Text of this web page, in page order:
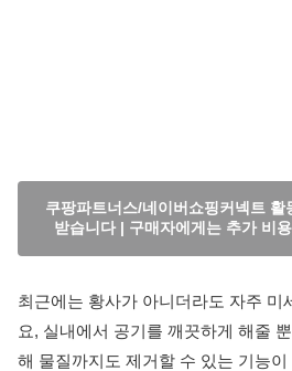
쿠팡파트너스/네이버쇼핑커넥트
받습니다 | 구매자에게는 추가 비
최근에는 황사가 아니더라도 자주 미
요, 실내에서 공기를 깨끗하게 해줄
해 물질까지도 제거할 수 있는 기능이